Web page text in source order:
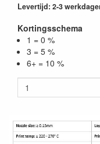
Levertijd: 2-3
Kortingsschema
1 = 0 %
3 = 5 %
6+ = 10 %